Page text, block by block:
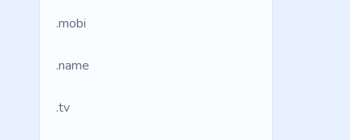
.mobi
.name
.tv